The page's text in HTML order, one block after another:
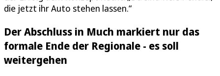
die jetzt ihr Auto stehen lassen.“
Der Abschluss in Much markiert nur das
formale Ende der Regionale - es soll
weitergehen